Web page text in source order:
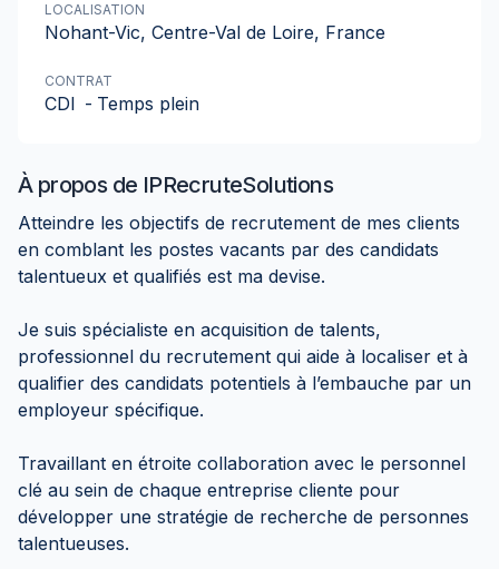
À propos de IPRecruteSolutions
Atteindre les objectifs de recrutement de mes clients
en comblant les postes vacants par des candidats
talentueux et qualifiés est ma devise.
Je suis spécialiste en acquisition de talents,
professionnel du recrutement qui aide à localiser et à
qualifier des candidats potentiels à l’embauche par un
employeur spécifique.
Travaillant en étroite collaboration avec le personnel
clé au sein de chaque entreprise cliente pour
développer une stratégie de recherche de personnes
talentueuses.
LOCALISATION
Nohant-Vic, Centre-Val de Loire, France
CONTRAT
CDI - Temps plein